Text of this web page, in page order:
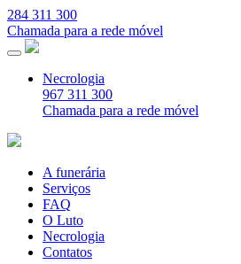
284 311 300
Chamada para a rede móvel
Necrologia
967 311 300
Chamada para a rede móvel
A funerária
Serviços
FAQ
O Luto
Necrologia
Contatos